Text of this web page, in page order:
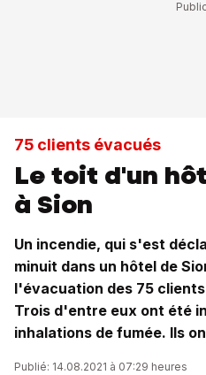
75 clients évacués
Le toit d'un
à Sion
Un incendie, qui s'est
minuit dans un hôtel de
l'évacuation des 75
Trois d'entre eux ont été
inhalations de fumée. Ils
Publié: 14.08.2021 à 07:29 heures